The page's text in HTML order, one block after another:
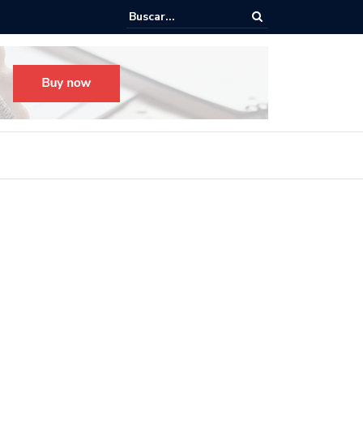
para el Festival Desfile Día de Muertos 2025 en Guadalajara